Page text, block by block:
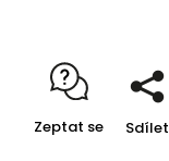
Zeptat se Sdílet